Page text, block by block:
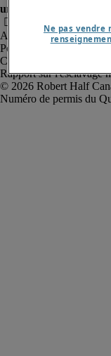
Alerte à la fraude
Politique de
Conditions d’utilisation
Rapport sur l'esclavage
Robert Half
Ne pas vendre